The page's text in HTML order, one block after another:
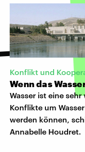
Konflikt und
Wenn das
Wasser ist eine
Konflikte um
werden können,
Annabelle Houdret.